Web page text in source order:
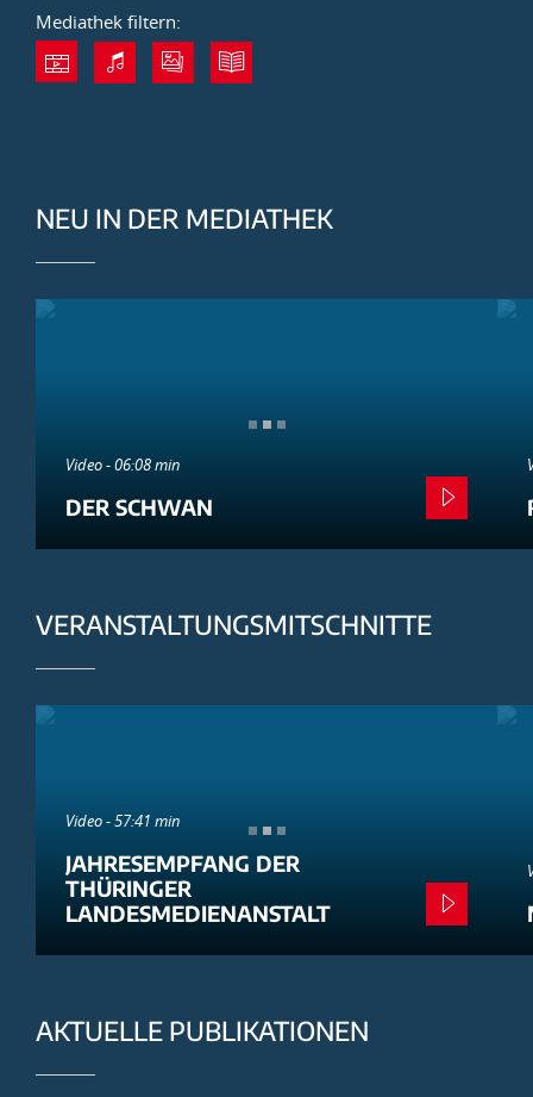
Mediathek filtern:
NEU IN DER MEDIATHEK
Video - 06:08 min
DER SCHWAN
VERANSTALTUNGSMITSCHNITTE
Video - 57:41 min
JAHRESEMPFANG DER
THÜRINGER
LANDESMEDIENANSTALT
AKTUELLE PUBLIKATIONEN